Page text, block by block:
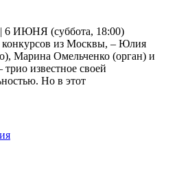
ИЮНЯ (суббота, 18:00)
из Москвы, – Юлия
Марина Омельченко (орган) и
известное своей
Но в этот